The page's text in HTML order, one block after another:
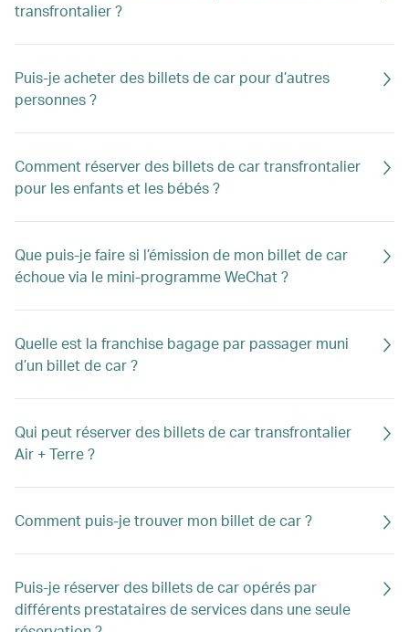
transfrontalier ?
Puis-je acheter des billets de car pour d’autres
personnes ?
Comment réserver des billets de car transfrontalier
pour les enfants et les bébés ?
Que puis-je faire si l’émission de mon billet de car
échoue via le mini-programme WeChat ?
Quelle est la franchise bagage par passager muni
d’un billet de car ?
Qui peut réserver des billets de car transfrontalier
Air + Terre ?
Comment puis-je trouver mon billet de car ?
Puis-je réserver des billets de car opérés par
différents prestataires de services dans une seule